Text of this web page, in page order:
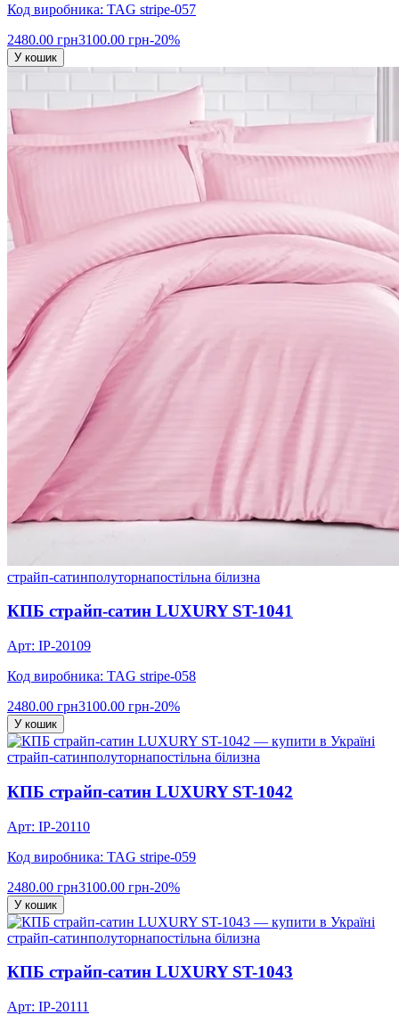
Код виробника: TAG stripe-057
2480.00 грн3100.00 грн-20%
У кошик
страйп-сатинполуторнапостільна білизна
КПБ страйп-сатин LUXURY ST-1041
Арт: IP-20109
Код виробника: TAG stripe-058
2480.00 грн3100.00 грн-20%
У кошик
страйп-сатинполуторнапостільна білизна
КПБ страйп-сатин LUXURY ST-1042
Арт: IP-20110
Код виробника: TAG stripe-059
2480.00 грн3100.00 грн-20%
У кошик
страйп-сатинполуторнапостільна білизна
КПБ страйп-сатин LUXURY ST-1043
Арт: IP-20111